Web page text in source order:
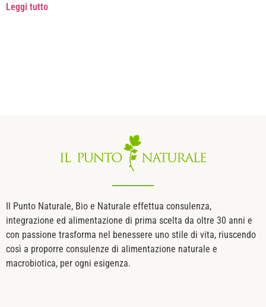
Leggi tutto
Il Punto Naturale, Bio e Naturale effettua consulenza,
integrazione ed alimentazione di prima scelta da oltre 30 anni e
con passione trasforma nel benessere uno stile di vita, riuscendo
così a proporre consulenze di alimentazione naturale e
macrobiotica, per ogni esigenza.